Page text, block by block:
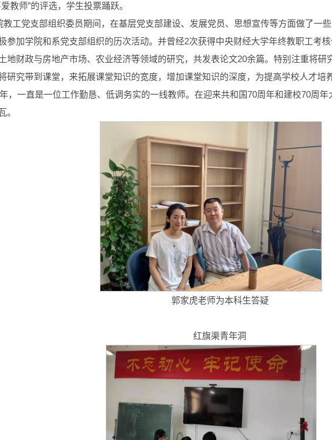
教师”的评选，学生投票踊跃。
教工党支部组织委员期间，在基层党支部建设、发展党员、思想宣传等方面做了一
参加学院和系党支部组织的历次活动。并曾经2次获得中央财经大学年终教职工考核
地财政与房地产市场、农业经济等领域的研究，共发表论文20余篇。特别注重将
研究带到课堂，来拓展课堂知识的宽度，增加课堂知识的深度，为提高学校人才培
，一直是一位工作勤恳、低调务实的一线教师。在迎来共和国70周年和建校70周
。
郭家虎老师为本科生答疑
红旗渠青年洞